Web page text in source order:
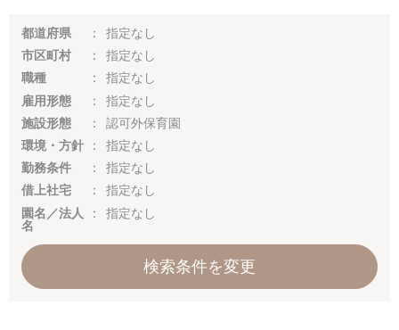
都道府県
指定なし
市区町村
指定なし
職種
指定なし
雇用形態
指定なし
施設形態
認可外保育園
環境・方針
指定なし
勤務条件
指定なし
借上社宅
指定なし
園名／法人
名
指定なし
検索条件を変更